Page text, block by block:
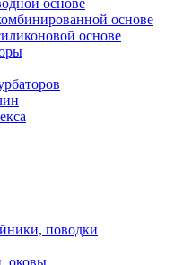
основе
основе
основе
поводки
оковы